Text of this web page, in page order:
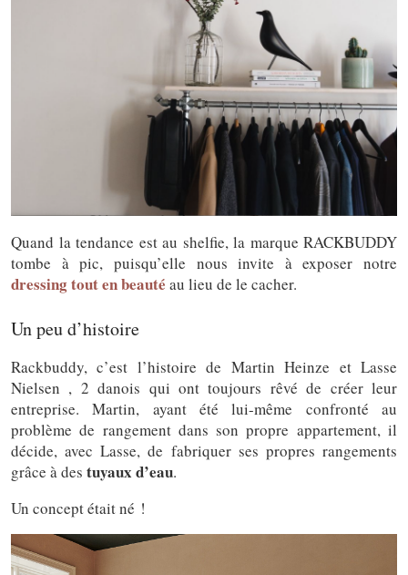
Quand la tendance est au shelfie, la marque RACKBUDDY
tombe à pic, puisqu’elle nous invite à exposer notre
dressing tout en beauté au lieu de le cacher.
Un peu d’histoire
Rackbuddy, c’est l’histoire de Martin Heinze et Lasse
Nielsen , 2 danois qui ont toujours rêvé de créer leur
entreprise. Martin, ayant été lui-même confronté au
problème de rangement dans son propre appartement, il
décide, avec Lasse, de fabriquer ses propres rangements
grâce à des tuyaux d’eau.
Un concept était né !